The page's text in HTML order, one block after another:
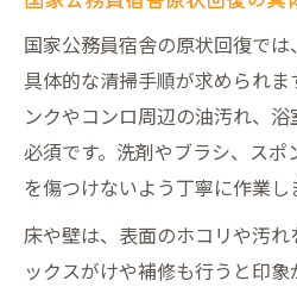
国家公務員宿舎の原状回復で
具体的な清掃手順が求められ
ンクやコンロ周辺の油汚れ、
必須です。洗剤やブラシ、ス
を傷つけないよう丁寧に作業し
床や壁は、表面のホコリや汚
ックスがけや補修も行うと印